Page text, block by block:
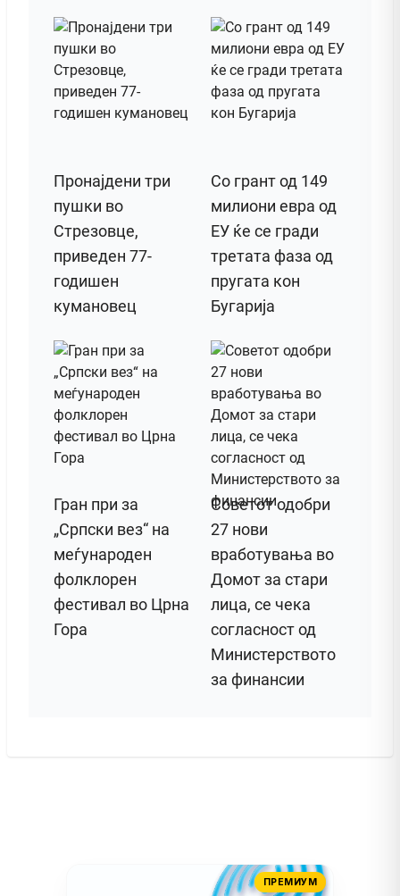
Пронајдени три
пушки во
Стрезовце,
приведен 77-
годишен
кумановец
Со грант од 149
милиони евра од
ЕУ ќе се гради
третата фаза од
пругата кон
Бугарија
Гран при за
„Српски вез“ на
меѓународен
фолклорен
фестивал во Црна
Гора
Советот одобри
27 нови
вработувања во
Домот за стари
лица, се чека
согласност од
Министерството
за финансии
ПРЕМИУМ